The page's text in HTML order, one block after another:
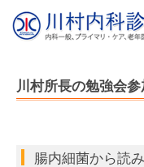
川村所長の勉強会
腸内細菌から読